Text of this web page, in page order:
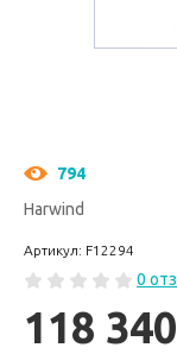
794
Harwind
Артикул: F12294
0
118 340